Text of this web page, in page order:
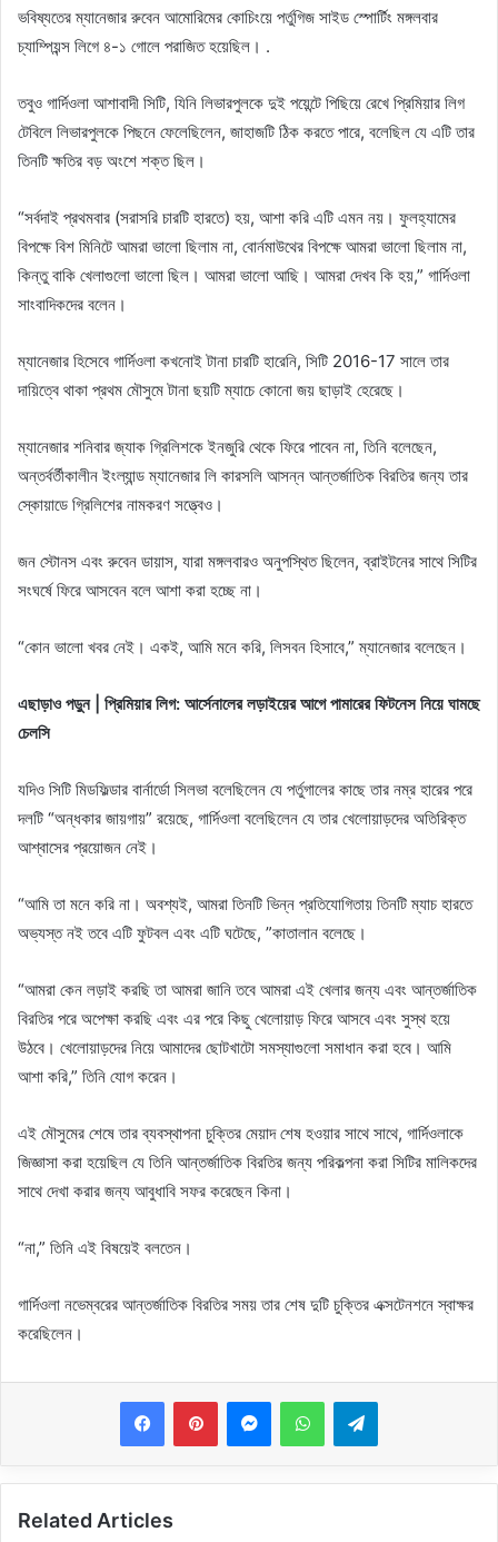
ভবিষ্যতের ম্যানেজার রুবেন আমোরিমের কোচিংয়ে পর্তুগিজ সাইড স্পোর্টিং মঙ্গলবার
চ্যাম্পিয়ন্স লিগে ৪-১ গোলে পরাজিত হয়েছিল। .
তবুও গার্দিওলা আশাবাদী সিটি, যিনি লিভারপুলকে দুই পয়েন্টে পিছিয়ে রেখে প্রিমিয়ার লিগ
টেবিলে লিভারপুলকে পিছনে ফেলেছিলেন, জাহাজটি ঠিক করতে পারে, বলেছিল যে এটি তার
তিনটি ক্ষতির বড় অংশে শক্ত ছিল।
“সর্বদাই প্রথমবার (সরাসরি চারটি হারতে) হয়, আশা করি এটি এমন নয়। ফুলহ্যামের
বিপক্ষে বিশ মিনিটে আমরা ভালো ছিলাম না, বোর্নমাউথের বিপক্ষে আমরা ভালো ছিলাম না,
কিন্তু বাকি খেলাগুলো ভালো ছিল। আমরা ভালো আছি। আমরা দেখব কি হয়,” গার্দিওলা
সাংবাদিকদের বলেন।
ম্যানেজার হিসেবে গার্দিওলা কখনোই টানা চারটি হারেনি, সিটি 2016-17 সালে তার
দায়িত্বে থাকা প্রথম মৌসুমে টানা ছয়টি ম্যাচে কোনো জয় ছাড়াই হেরেছে।
ম্যানেজার শনিবার জ্যাক গ্রিলিশকে ইনজুরি থেকে ফিরে পাবেন না, তিনি বলেছেন,
অন্তর্বর্তীকালীন ইংল্যান্ড ম্যানেজার লি কারসলি আসন্ন আন্তর্জাতিক বিরতির জন্য তার
স্কোয়াডে গ্রিলিশের নামকরণ সত্ত্বেও।
জন স্টোনস এবং রুবেন ডায়াস, যারা মঙ্গলবারও অনুপস্থিত ছিলেন, ব্রাইটনের সাথে সিটির
সংঘর্ষে ফিরে আসবেন বলে আশা করা হচ্ছে না।
“কোন ভালো খবর নেই। একই, আমি মনে করি, লিসবন হিসাবে,” ম্যানেজার বলেছেন।
এছাড়াও পড়ুন | প্রিমিয়ার লিগ: আর্সেনালের লড়াইয়ের আগে পামারের ফিটনেস নিয়ে ঘামছে
চেলসি
যদিও সিটি মিডফিল্ডার বার্নার্ডো সিলভা বলেছিলেন যে পর্তুগালের কাছে তার নম্র হারের পরে
দলটি “অন্ধকার জায়গায়” রয়েছে, গার্দিওলা বলেছিলেন যে তার খেলোয়াড়দের অতিরিক্ত
আশ্বাসের প্রয়োজন নেই।
“আমি তা মনে করি না। অবশ্যই, আমরা তিনটি ভিন্ন প্রতিযোগিতায় তিনটি ম্যাচ হারতে
অভ্যস্ত নই তবে এটি ফুটবল এবং এটি ঘটেছে, ”কাতালান বলেছে।
“আমরা কেন লড়াই করছি তা আমরা জানি তবে আমরা এই খেলার জন্য এবং আন্তর্জাতিক
বিরতির পরে অপেক্ষা করছি এবং এর পরে কিছু খেলোয়াড় ফিরে আসবে এবং সুস্থ হয়ে
উঠবে। খেলোয়াড়দের নিয়ে আমাদের ছোটখাটো সমস্যাগুলো সমাধান করা হবে। আমি
আশা করি,” তিনি যোগ করেন।
এই মৌসুমের শেষে তার ব্যবস্থাপনা চুক্তির মেয়াদ শেষ হওয়ার সাথে সাথে, গার্দিওলাকে
জিজ্ঞাসা করা হয়েছিল যে তিনি আন্তর্জাতিক বিরতির জন্য পরিকল্পনা করা সিটির মালিকদের
সাথে দেখা করার জন্য আবুধাবি সফর করেছেন কিনা।
“না,” তিনি এই বিষয়েই বলতেন।
গার্দিওলা নভেম্বরের আন্তর্জাতিক বিরতির সময় তার শেষ দুটি চুক্তির এক্সটেনশনে স্বাক্ষর
করেছিলেন।
MessengerWhatsAppTelegram
Related Articles